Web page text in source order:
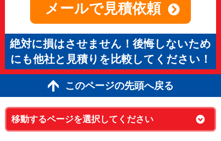
メールで見積依頼
絶対に損はさせません！後悔しないため
にも他社と見積りを比較してください！
このページの先頭へ戻る